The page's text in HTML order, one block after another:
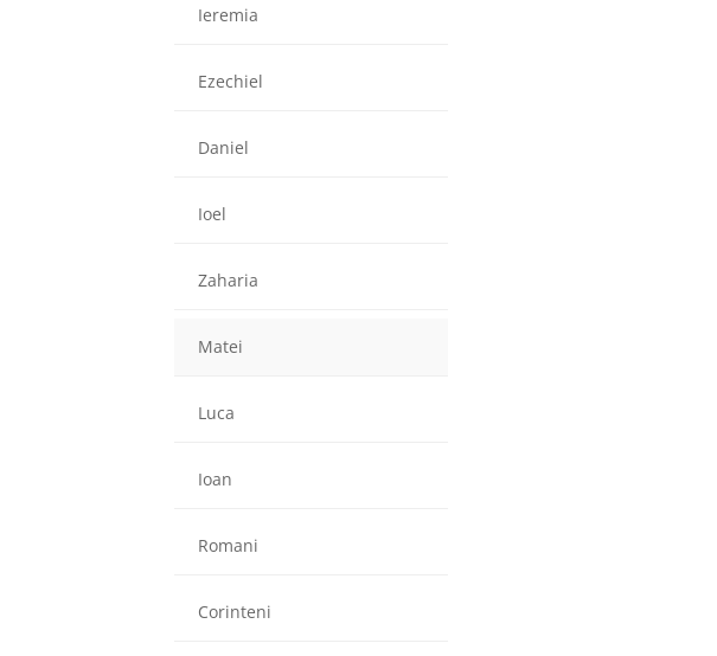
Ieremia
Ezechiel
Daniel
Ioel
Zaharia
Matei
Luca
Ioan
Romani
Corinteni